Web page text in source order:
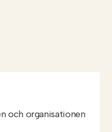
och organisationen